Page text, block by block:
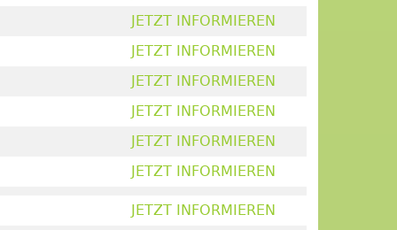
JETZT INFORMIEREN
JETZT INFORMIEREN
JETZT INFORMIEREN
JETZT INFORMIEREN
JETZT INFORMIEREN
JETZT INFORMIEREN
JETZT INFORMIEREN